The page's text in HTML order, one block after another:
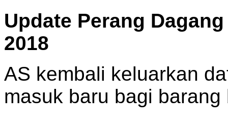
Update Perang
2018
AS kembali keluarkan
masuk baru bagi